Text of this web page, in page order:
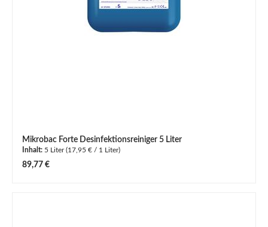
Mikrobac Forte Desinfektionsreiniger 5 Liter
Inhalt: 5 Liter(17,95 € / 1 Liter)
Regulärer Preis:
89,77 €